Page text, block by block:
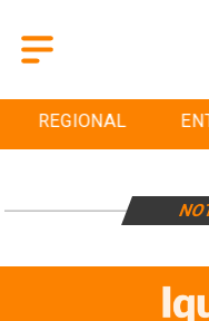
REGIONAL